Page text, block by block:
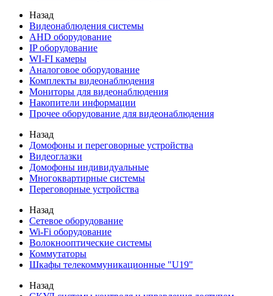
Назад
Видеонаблюдения cистемы
AHD оборудование
IP оборудование
WI-FI камеры
Аналоговое оборудование
Комплекты видеонаблюдения
Мониторы для видеонаблюдения
Накопители информации
Прочее оборудование для видеонаблюдения
Назад
Домофоны и переговорные устройства
Видеоглазки
Домофоны индивидуальные
Многоквартирные системы
Переговорные устройства
Назад
Сетевое оборудование
Wi-Fi оборудование
Волокнооптические системы
Коммутаторы
Шкафы телекоммуникационные "U19"
Назад